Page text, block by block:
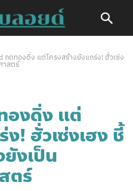
กดทองดิ่ง แต่โครงสร้างยังแกร่ง! ฮั่วเซ่ง
าสตร์
องดิ่ง แต่
! ฮั่วเซ่งเฮง ชี้
งเป็น
ตร์